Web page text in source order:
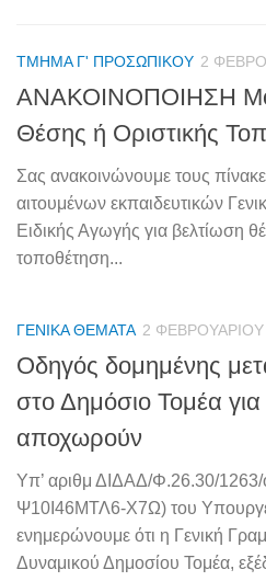
ΤΜΉΜΑ Γ' ΠΡΟΣΩΠΙΚΟΎ 2
ΑΝΑΚΟΙΝΟΠΟΙΗΣΗ
Θέσης ή Οριστικής
Σας ανακοινώνουμε τους
αιτουμένων εκπαιδευτικών
Ειδικής Αγωγής για βελτίωση
τοποθέτηση...
ΓΕΝΙΚΆ ΘΈΜΑΤΑ 2 ΦΕΒΡΟΥΑΡΊΟΥ
Οδηγός δομημένης
στο Δημόσιο Τομέα
αποχωρούν
Υπ’ αριθμ ΔΙΔΑΔ/Φ.26.30/
Ψ10Ι46ΜΤΛ6-Χ7Ω) του
ενημερώνουμε ότι η Γενική
Δυναμικού Δημοσίου Τομέα,